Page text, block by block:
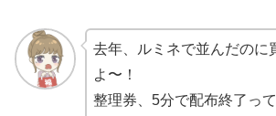
去年、ルミネで並んだのに
よ〜！
整理券、5分で配布終了っ